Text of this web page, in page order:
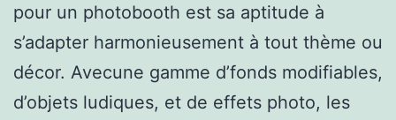
pour un photobooth est sa aptitude à
s’adapter harmonieusement à tout thème ou
décor. Avecune gamme d’fonds modifiables,
d’objets ludiques, et de effets photo, les